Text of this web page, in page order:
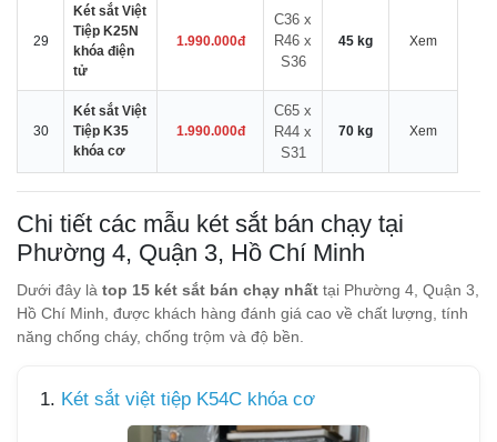
29
Két sắt Việt
Tiệp K25N
khóa điện
tử
1.990.000đ
C36 x
R46 x
S36
45 kg Xem
30
Két sắt Việt
Tiệp K35
khóa cơ
1.990.000đ
C65 x
R44 x
S31
70 kg Xem
Chi tiết các mẫu két sắt bán chạy tại
Phường 4, Quận 3, Hồ Chí Minh
Dưới đây là top 15 két sắt bán chạy nhất tại Phường 4, Quận 3,
Hồ Chí Minh, được khách hàng đánh giá cao về chất lượng, tính
năng chống cháy, chống trộm và độ bền.
1. Két sắt việt tiệp K54C khóa cơ